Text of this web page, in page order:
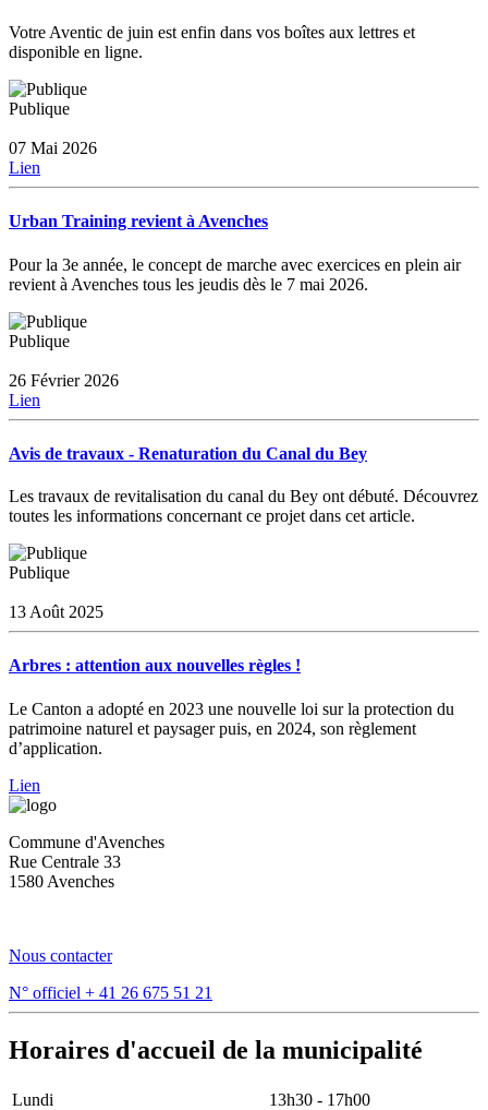
Votre Aventic de juin est enfin dans vos boîtes aux lettres et
disponible en ligne.
Publique
07 Mai 2026
Lien
Urban Training revient à Avenches
Pour la 3e année, le concept de marche avec exercices en plein air
revient à Avenches tous les jeudis dès le 7 mai 2026.
Publique
26 Février 2026
Lien
Avis de travaux - Renaturation du Canal du Bey
Les travaux de revitalisation du canal du Bey ont débuté. Découvrez
toutes les informations concernant ce projet dans cet article.
Publique
13 Août 2025
Arbres : attention aux nouvelles règles !
Le Canton a adopté en 2023 une nouvelle loi sur la protection du
patrimoine naturel et paysager puis, en 2024, son règlement
d’application.
Lien
Commune d'Avenches
Rue Centrale 33
1580 Avenches
Nous contacter
N° officiel + 41 26 675 51 21
Horaires d'accueil de la municipalité
Lundi
13h30 - 17h00